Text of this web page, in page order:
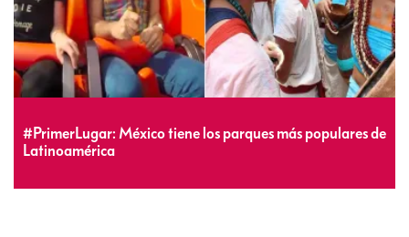
#PrimerLugar: México tiene los parques más populares de
Latinoamérica